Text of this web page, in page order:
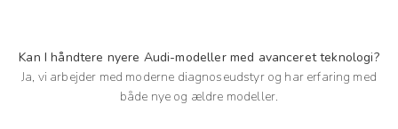
Kan I håndtere nyere Audi-modeller med avanceret teknologi?
Ja, vi arbejder med moderne diagnoseudstyr og har erfaring med
både nye og ældre modeller.